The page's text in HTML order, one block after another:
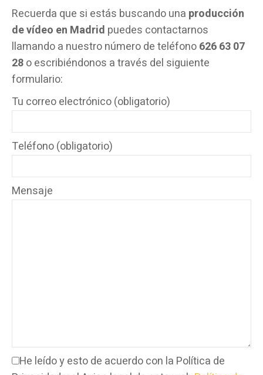
Recuerda que si estás buscando una producción
de vídeo en Madrid puedes contactarnos
llamando a nuestro número de teléfono626 63 07
28o escribiéndonos a través del siguiente
formulario:
Tu correo electrónico (obligatorio)
Teléfono (obligatorio)
Mensaje
He leído y esto de acuerdo con la Política de